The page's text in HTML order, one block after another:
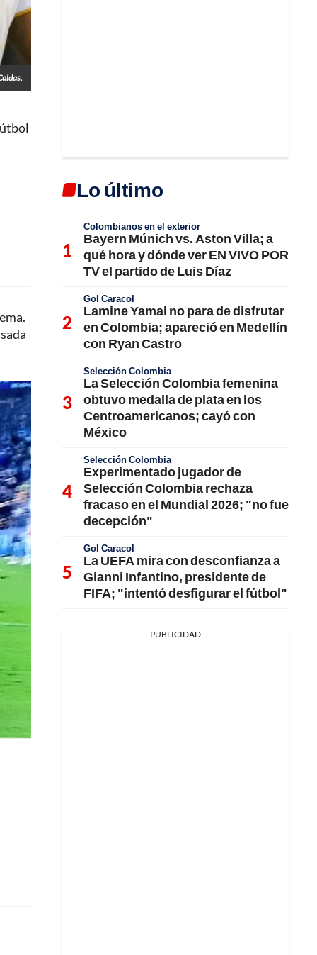
Lo último
Colombianos en el exterior
Bayern Múnich vs. Aston Villa; a
qué hora y dónde ver EN VIVO POR
TV el partido de Luis Díaz
Gol Caracol
Lamine Yamal no para de disfrutar
en Colombia; apareció en Medellín
con Ryan Castro
Selección Colombia
La Selección Colombia femenina
obtuvo medalla de plata en los
Centroamericanos; cayó con
México
Selección Colombia
Experimentado jugador de
Selección Colombia rechaza
fracaso en el Mundial 2026; "no fue
decepción"
Gol Caracol
La UEFA mira con desconfianza a
Gianni Infantino, presidente de
FIFA; "intentó desfigurar el fútbol"
PUBLICIDAD